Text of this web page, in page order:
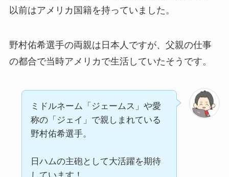
以前はアメリカ国籍を持っていました。
野村佑希選手の両親は日本人ですが、父親の仕事
の都合で当時アメリカで生活していたそうです。
ミドルネーム「ジェームス」や愛
称の「ジェイ」で親しまれている
野村佑希選手。
日ハムの主砲として大活躍を期待